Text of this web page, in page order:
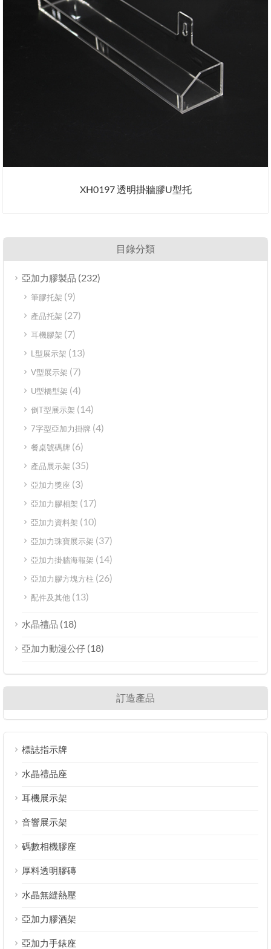
XH0197 透明掛牆膠U型托
目錄分類
亞加力膠製品 (232)
筆膠托架 (9)
產品托架 (27)
耳機膠架 (7)
L型展示架 (13)
V型展示架 (7)
U型橋型架 (4)
倒T型展示架 (14)
7字型亞加力掛牌 (4)
餐桌號碼牌 (6)
產品展示架 (35)
亞加力獎座 (3)
亞加力膠相架 (17)
亞加力資料架 (10)
亞加力珠寶展示架 (37)
亞加力掛牆海報架 (14)
亞加力膠方塊方柱 (26)
配件及其他 (13)
水晶禮品 (18)
亞加力動漫公仔 (18)
訂造產品
標誌指示牌
水晶禮品座
耳機展示架
音響展示架
碼數相機膠座
厚料透明膠磚
水晶無縫熱壓
亞加力膠酒架
亞加力手錶座